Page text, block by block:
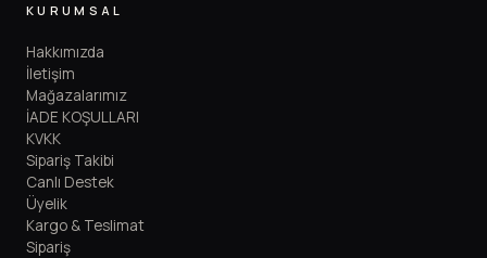
KURUMSAL
Hakkımızda
İletişim
Mağazalarımız
İADE KOŞULLARI
KVKK
Sipariş Takibi
Canlı Destek
Üyelik
Kargo & Teslimat
Sipariş